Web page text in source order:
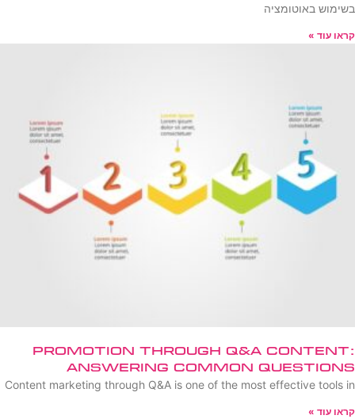
בשימוש באוטומציה
קראו עוד »
Promotion Through Q&A Content:
Answering Common Questions
Content marketing through Q&A is one of the most effective tools in
קראו עוד »